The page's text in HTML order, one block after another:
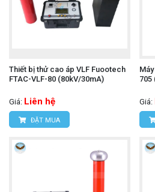
Thiết bị thử cao áp VLF Fuootech
FTAC-VLF-80 (80kV/30mA)
Giá: Liên hệ
ĐẶT MUA
705
Giá: